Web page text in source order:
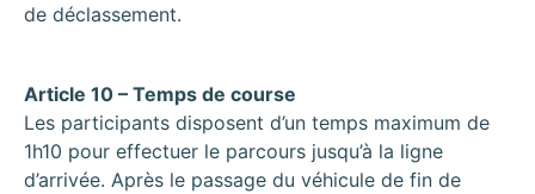
de déclassement.
Article 10 – Temps de course
Les participants disposent d’un temps maximum de
1h10 pour effectuer le parcours jusqu’à la ligne
d’arrivée. Après le passage du véhicule de fin de